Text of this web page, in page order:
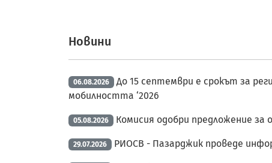
Новини
06.08.2026
До 15 септември е срокът за
мобилността ‘2026
05.08.2026 Комисия одобри предложение
29.07.2026 РИОСВ - Пазарджик проведе